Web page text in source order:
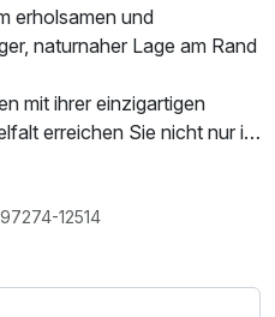
erholsamen und
naturnaher Lage am Rand
mit ihrer einzigartigen
erreichen Sie nicht nur in
auch bequem und schnell
stressfreien Tagesausflug.
12514